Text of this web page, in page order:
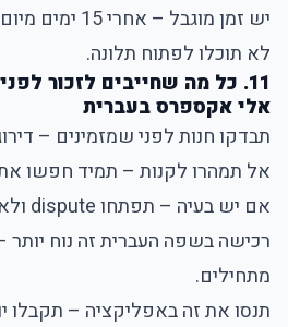
יש זמן מוגבל –
לא תוכלו לפתוח תלונה.
11. כל מה שחייבים לזכור
אלי אקספרס בעברית
תבדקו חנות לפני שמזמינים –
אל תמהרו לקנות – תמיד חפשו
אם יש בעיה – תפתחו dispute ולא תוותרו על החזר כספי.
רכישה בשפה העברית זה נוח
מתחילים.
תנסו את זה באפליקציה – תקבלו